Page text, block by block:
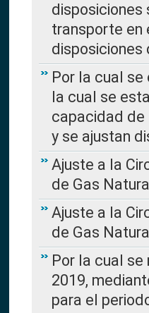
disposiciones
transporte en
disposiciones
Por la cual se
la cual se
capacidad de
y se ajustan
Ajuste a la
de Gas
Ajuste a la
de Gas
Por la cual se
2019,
para el